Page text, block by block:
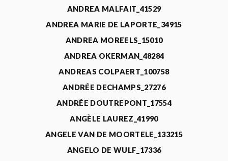
ANDREA MALFAIT_41529
ANDREA MARIE DE LAPORTE_34915
ANDREA MOREELS_15010
ANDREA OKERMAN_48284
ANDREAS COLPAERT_100758
ANDRÉE DECHAMPS_27276
ANDRÉE DOUTREPONT_17554
ANGÈLE LAUREZ_41990
ANGELE VAN DE MOORTELE_133215
ANGELO DE WULF_17336